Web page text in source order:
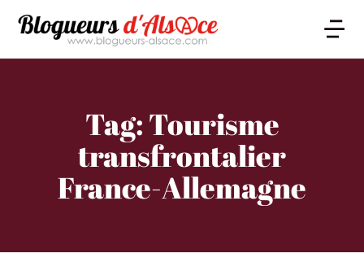
Tag: Tourisme
transfrontalier
France-Allemagne